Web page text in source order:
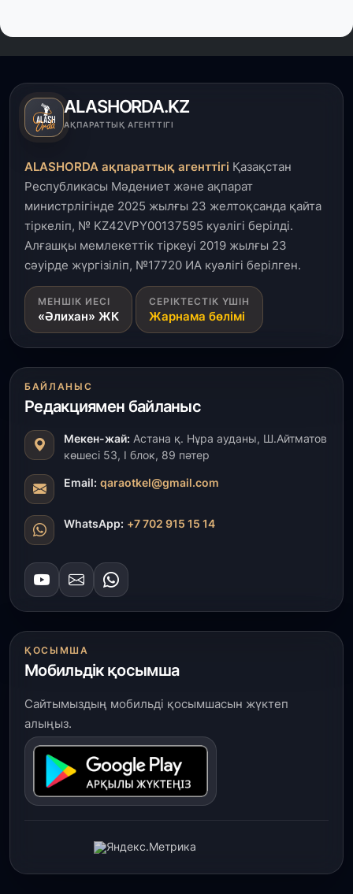
ALASHORDA.KZ
АҚПАРАТТЫҚ АГЕНТТІГІ
ALASHORDA ақпараттық агенттігі Қазақстан
Республикасы Мәдениет және ақпарат
министрлігінде 2025 жылғы 23 желтоқсанда қайта
тіркеліп, № KZ42VPY00137595 куәлігі берілді.
Алғашқы мемлекеттік тіркеуі 2019 жылғы 23
сәуірде жүргізіліп, №17720 ИА куәлігі берілген.
МЕНШІК ИЕСІ
«Әлихан» ЖК
СЕРІКТЕСТІК ҮШІН
Жарнама бөлімі
БАЙЛАНЫС
Редакциямен байланыс
Мекен-жай: Астана қ. Нұра ауданы, Ш.Айтматов
көшесі 53, І блок, 89 пәтер
Email: qaraotkel@gmail.com
WhatsApp: +7 702 915 15 14
ҚОСЫМША
Мобильдік қосымша
Сайтымыздың мобильді қосымшасын жүктеп
алыңыз.